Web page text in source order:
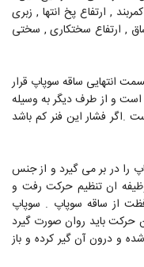
, ارتفاع پخ انتها , زبری
, ارتفاع سختکاری , سختی
انتهایی ساقه سوپاپ قرار
است و از طرف دیگر به وسیله
.اگر فشار این فنر کم باشد
را در بر می گیرد و از جنس
ان تنظیم حرکت رفت و
از ساقه سوپاپ . سوپاپ
باید روان صورت گیرد
و درون آن گیر کرده و باز